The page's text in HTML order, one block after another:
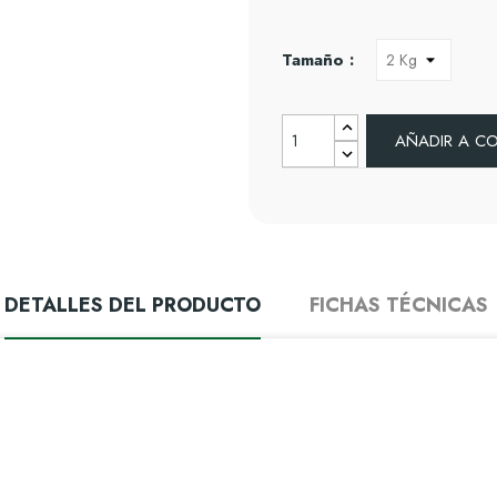
Tamaño :
AÑADIR A
DETALLES DEL PRODUCTO FICHAS TÉCNICAS